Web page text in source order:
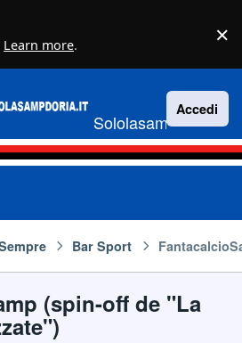
Learn more. ×
Sololasampdoria.it
Accedi
Bar Sport
(spin-off de "La